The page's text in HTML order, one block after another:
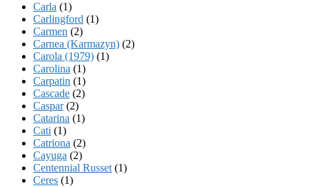
Carla (1)
Carlingford (1)
Carmen (2)
Carnea (Karmazyn) (2)
Carola (1979) (1)
Carolina (1)
Carpatin (1)
Cascade (2)
Caspar(2)
Catarina (1)
Cati (1)
Catriona (2)
Cayuga (2)
Centennial Russet (1)
Ceres (1)